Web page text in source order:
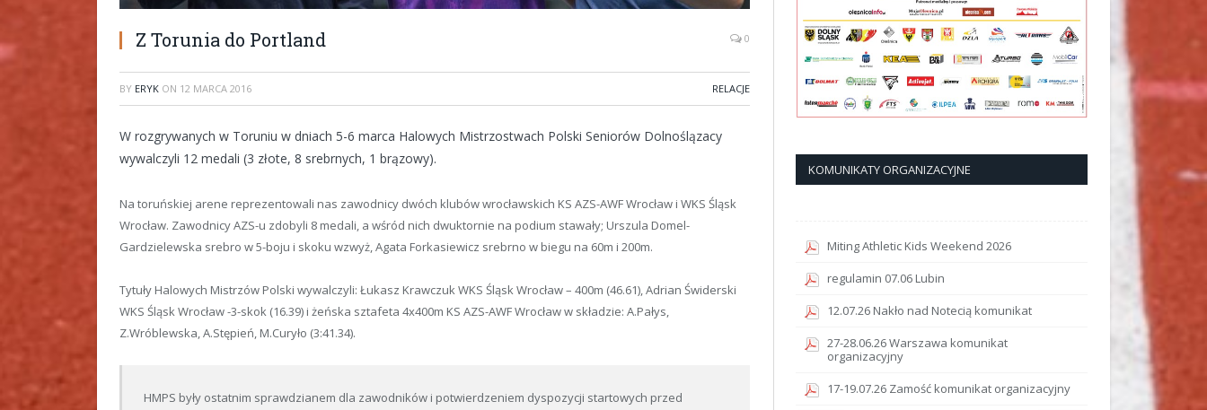
Z Torunia do Portland 0
BY ERYK ON 12 MARCA 2016 RELACJE
W rozgrywanych w Toruniu w dniach 5-6 marca Halowych Mistrzostwach Polski Seniorów Dolnoślązacy
wywalczyli 12 medali (3 złote, 8 srebrnych, 1 brązowy).
Na toruńskiej arene reprezentowali nas zawodnicy dwóch klubów wrocławskich KS AZS-AWF Wrocław i WKS Śląsk
Wrocław. Zawodnicy AZS-u zdobyli 8 medali, a wśród nich dwuktornie na podium stawały; Urszula Domel-
Gardzielewska srebro w 5-boju i skoku wzwyż, Agata Forkasiewicz srebrno w biegu na 60m i 200m.
Tytuły Halowych Mistrzów Polski wywalczyli: Łukasz Krawczuk WKS Śląsk Wrocław – 400m (46.61), Adrian Świderski
WKS Śląsk Wrocław -3-skok (16.39) i żeńska sztafeta 4x400m KS AZS-AWF Wrocław w składzie: A.Pałys,
Z.Wróblewska, A.Stępień, M.Curyło (3:41.34).
HMPS były ostatnim sprawdzianem dla zawodników i potwierdzeniem dyspozycji startowych przed
KOMUNIKATY ORGANIZACYJNE
Miting Athletic Kids Weekend 2026
regulamin 07.06 Lubin
12.07.26 Nakło nad Notecią komunikat
27-28.06.26 Warszawa komunikat
organizacyjny
17-19.07.26 Zamość komunikat organizacyjny